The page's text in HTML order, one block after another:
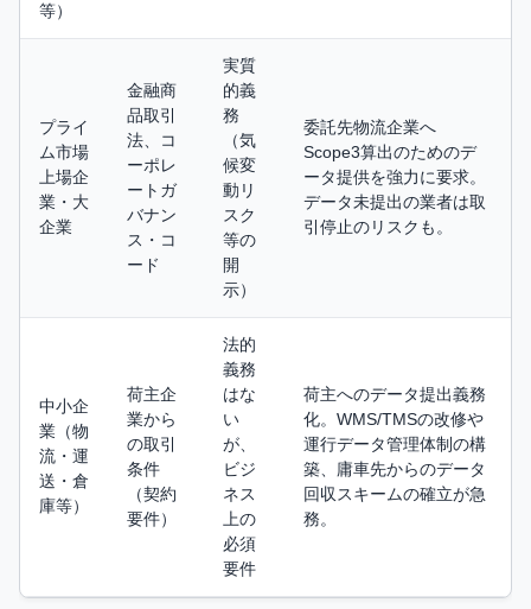
等）
プライ
ム市場
上場企
業・大
企業
金融商
品取引
法、コ
ーポレ
ートガ
バナン
ス・コ
ード
実質
的義
務
（気
候変
動リ
スク
等の
開
示）
委託先物流企業へ
Scope3算出のためのデ
ータ提供を強力に要求。
データ未提出の業者は取
引停止のリスクも。
中小企
業（物
流・運
送・倉
庫等）
荷主企
業から
の取引
条件
（契約
要件）
法的
義務
はな
い
が、
ビジ
ネス
上の
必須
要件
荷主へのデータ提出義務
化。WMS/TMSの改修や
運行データ管理体制の構
築、庸車先からのデータ
回収スキームの確立が急
務。